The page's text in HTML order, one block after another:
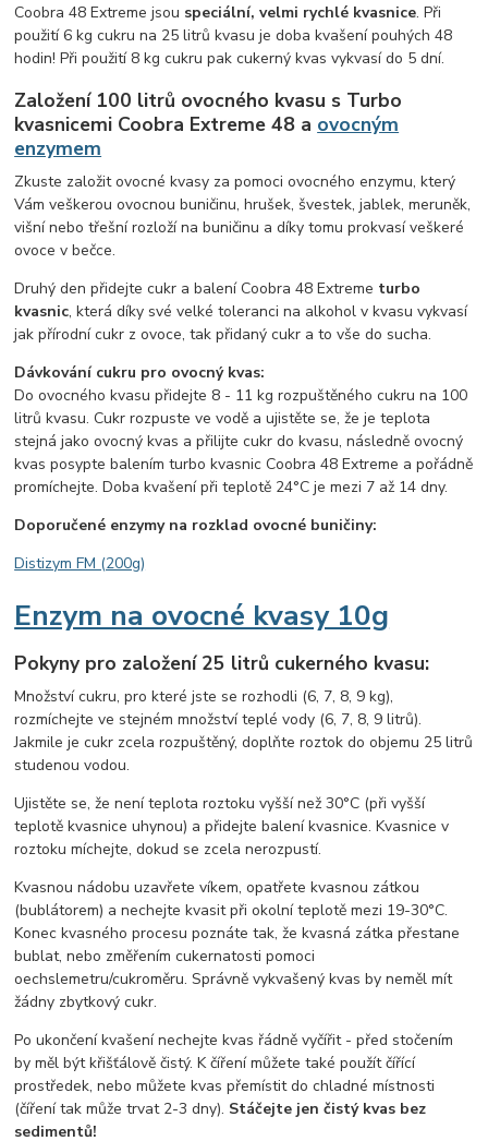
Coobra 48 Extreme jsou speciální, velmi rychlé kvasnice. Při
použití 6 kg cukru na 25 litrů kvasu je doba kvašení pouhých 48
hodin! Při použití 8 kg cukru pak cukerný kvas vykvasí do 5 dní.
Založení 100 litrů ovocného kvasu s Turbo
kvasnicemi Coobra Extreme 48 a ovocným
enzymem
Zkuste založit ovocné kvasy za pomoci ovocného enzymu, který
Vám veškerou ovocnou buničinu, hrušek, švestek, jablek, meruněk,
višní nebo třešní rozloží na buničinu a díky tomu prokvasí veškeré
ovoce v bečce.
Druhý den přidejte cukr a baleníCoobra 48 Extreme turbo
kvasnic, která díky své velké toleranci na alkohol v kvasu vykvasí
jak přírodní cukr z ovoce, tak přidaný cukr a to vše do sucha.
Dávkování cukru pro ovocný kvas:
Do ovocného kvasu přidejte 8 - 11 kg rozpuštěného cukru na 100
litrů kvasu. Cukr rozpuste ve vodě a ujistěte se, že je teplota
stejná jako ovocný kvas a přilijte cukr do kvasu, následně ovocný
kvas posypte balením turbo kvasnicCoobra 48 Extreme a pořádně
promíchejte. Doba kvašení při teplotě 24°C je mezi 7 až 14 dny.
Doporučené enzymy na rozklad ovocné buničiny:
Distizym FM (200g)
Enzym na ovocné kvasy 10g
Pokyny pro založení 25 litrů cukerného kvasu:
Množství cukru, pro které jste se rozhodli (6, 7, 8, 9 kg),
rozmíchejte ve stejném množství teplé vody (6, 7, 8, 9 litrů).
Jakmile je cukr zcela rozpuštěný, doplňte roztok do objemu 25 litrů
studenou vodou.
Ujistěte se, že není teplota roztoku vyšší než 30°C (při vyšší
teplotě kvasnice uhynou) a přidejte balení kvasnice. Kvasnice v
roztoku míchejte, dokud se zcela nerozpustí.
Kvasnou nádobu uzavřete víkem, opatřete kvasnou zátkou
(bublátorem) a nechejte kvasit při okolní teplotě mezi 19-30°C.
Konec kvasného procesu poznáte tak, že kvasná zátka přestane
bublat, nebo změřením cukernatosti pomoci
oechslemetru/cukroměru. Správně vykvašený kvas by neměl mít
žádny zbytkový cukr.
Po ukončení kvašení nechejte kvas řádně vyčířit - před stočením
by měl být křišťálově čistý. K číření můžete také použít čířící
prostředek, nebo můžete kvas přemístit do chladné místnosti
(číření tak může trvat 2-3 dny). Stáčejte jen čistý kvas bez
sedimentů!